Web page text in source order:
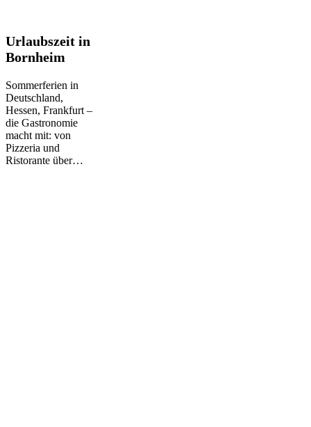
Urlaubszeit
in
Bornheim
Urlaubszeit in
Bornheim
Sommerferien in
Deutschland,
Hessen, Frankfurt –
die Gastronomie
macht mit: von
Pizzeria und
Ristorante über…